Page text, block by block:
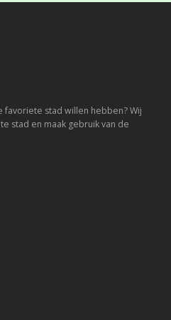
stad willen hebben? Wij
stad en maak gebruik van de